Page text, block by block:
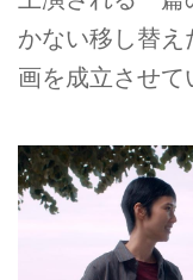
かない移し替
画を成立させて